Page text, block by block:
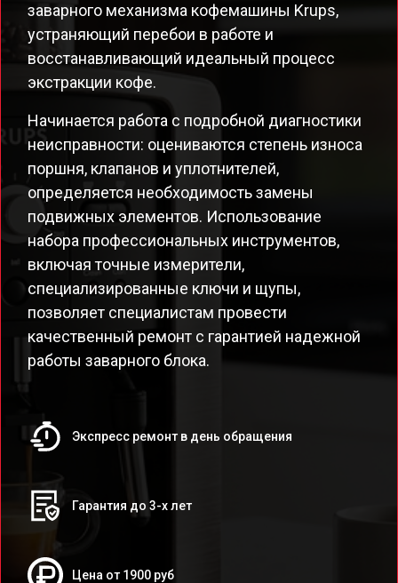
заварного механизма кофемашины Krups,
устраняющий перебои в работе и
восстанавливающий идеальный процесс
экстракции кофе.
Начинается работа с подробной диагностики
неисправности: оцениваются степень износа
поршня, клапанов и уплотнителей,
определяется необходимость замены
подвижных элементов. Использование
набора профессиональных инструментов,
включая точные измерители,
специализированные ключи и щупы,
позволяет специалистам провести
качественный ремонт с гарантией надежной
работы заварного блока.
Экспресс ремонт в день обращения
Гарантия до 3-х лет
Цена от 1900 руб